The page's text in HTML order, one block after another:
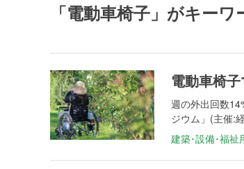
「電動車椅子」がキー
電動車椅
週の外出回数
ジウム」(主催:
建築･設備･福祉